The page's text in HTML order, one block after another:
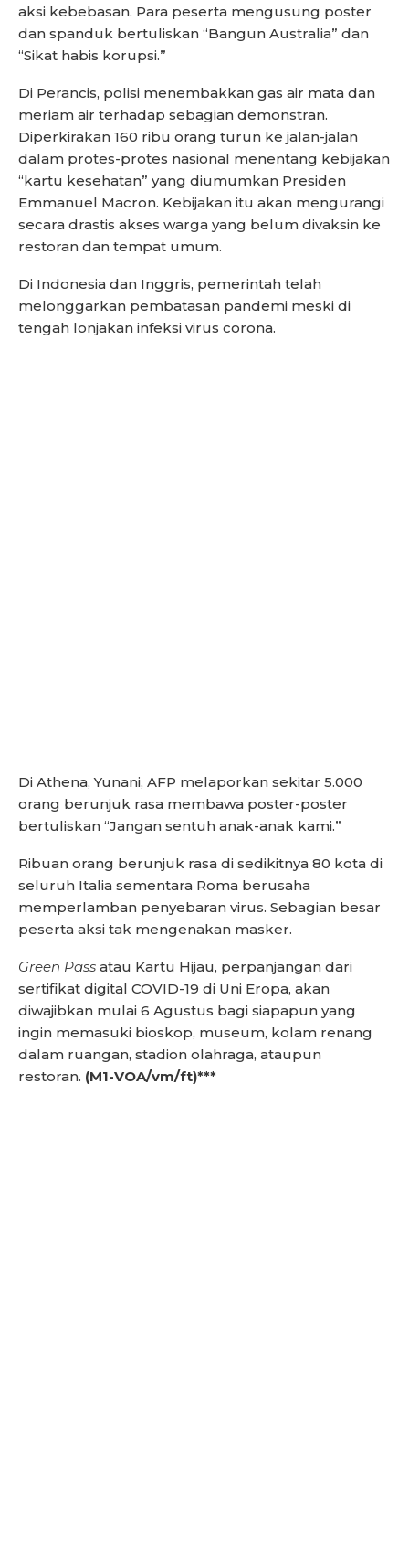
aksi kebebasan. Para peserta mengusung poster
dan spanduk bertuliskan “Bangun Australia” dan
“Sikat habis korupsi.”
Di Perancis, polisi menembakkan gas air mata dan
meriam air terhadap sebagian demonstran.
Diperkirakan 160 ribu orang turun ke jalan-jalan
dalam protes-protes nasional menentang kebijakan
“kartu kesehatan” yang diumumkan Presiden
Emmanuel Macron. Kebijakan itu akan mengurangi
secara drastis akses warga yang belum divaksin ke
restoran dan tempat umum.
Di Indonesia dan Inggris, pemerintah telah
melonggarkan pembatasan pandemi meski di
tengah lonjakan infeksi virus corona.
Di Athena, Yunani, AFP melaporkan sekitar 5.000
orang berunjuk rasa membawa poster-poster
bertuliskan “Jangan sentuh anak-anak kami.”
Ribuan orang berunjuk rasa di sedikitnya 80 kota di
seluruh Italia sementara Roma berusaha
memperlamban penyebaran virus. Sebagian besar
peserta aksi tak mengenakan masker.
Green Pass atau Kartu Hijau, perpanjangan dari
sertifikat digital COVID-19 di Uni Eropa, akan
diwajibkan mulai 6 Agustus bagi siapapun yang
ingin memasuki bioskop, museum, kolam renang
dalam ruangan, stadion olahraga, ataupun
restoran. (M1-VOA/vm/ft)***